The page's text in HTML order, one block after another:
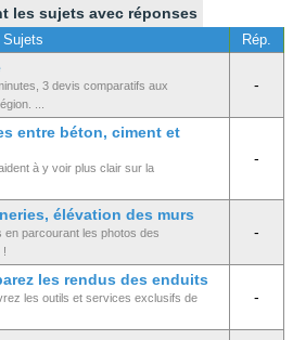
les sujets avec réponses
Sujets Rép.
3 devis comparatifs aux
...
-
entre béton, ciment et
à y voir plus clair sur la
-
élévation des murs
en parcourant les photos des
!
-
les rendus des enduits
les outils et services exclusifs de
-